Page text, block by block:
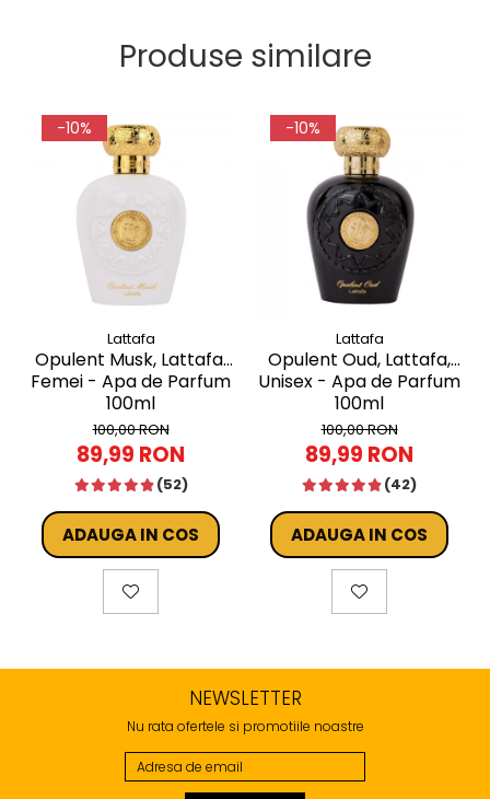
Produse similare
-10%
Lattafa
Opulent Musk, Lattafa,
Femei - Apa de Parfum
100ml
100,00 RON
89,99 RON
(52)
ADAUGA IN COS
-10%
Lattafa
Opulent Oud, Lattafa,
Unisex - Apa de Parfum
100ml
100,00 RON
89,99 RON
(42)
ADAUGA IN COS
NEWSLETTER
Nu rata ofertele si promotiile noastre